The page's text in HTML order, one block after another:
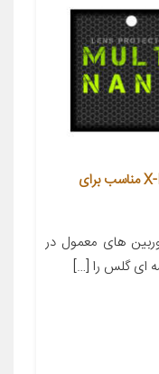
محافظ لنز دوربین مولتی نانو مدل X-L1N مناسب برای
های معمول در
ای گلس را […]